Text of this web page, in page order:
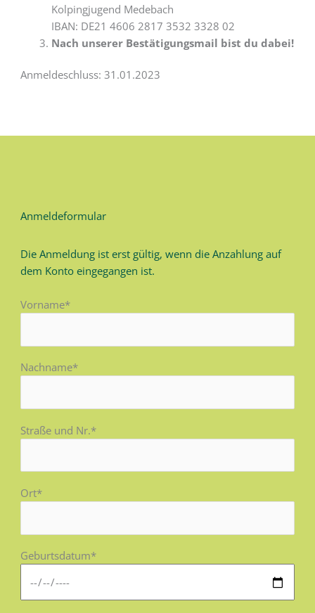
Kolpingjugend Medebach
IBAN: DE21 4606 2817 3532 3328 02
Nach unserer Bestätigungsmail bist du dabei!
Anmeldeschluss: 31.01.2023
Anmeldeformular
Die Anmeldung ist erst gültig, wenn die Anzahlung auf
dem Konto eingegangen ist.
Vorname*
Nachname*
Straße und Nr.*
Ort*
Geburtsdatum*